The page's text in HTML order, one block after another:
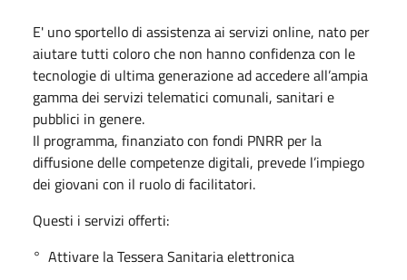
E' uno sportello di assistenza ai servizi online, nato per
aiutare tutti coloro che non hanno confidenza con le
tecnologie di ultima generazione ad accedere all’ampia
gamma dei servizi telematici comunali, sanitari e
pubblici in genere.
Il programma, finanziato con fondi PNRR per la
diffusione delle competenze digitali, prevede l’impiego
dei giovani con il ruolo di facilitatori.
Questi i servizi offerti:
° Attivare la Tessera Sanitaria elettronica